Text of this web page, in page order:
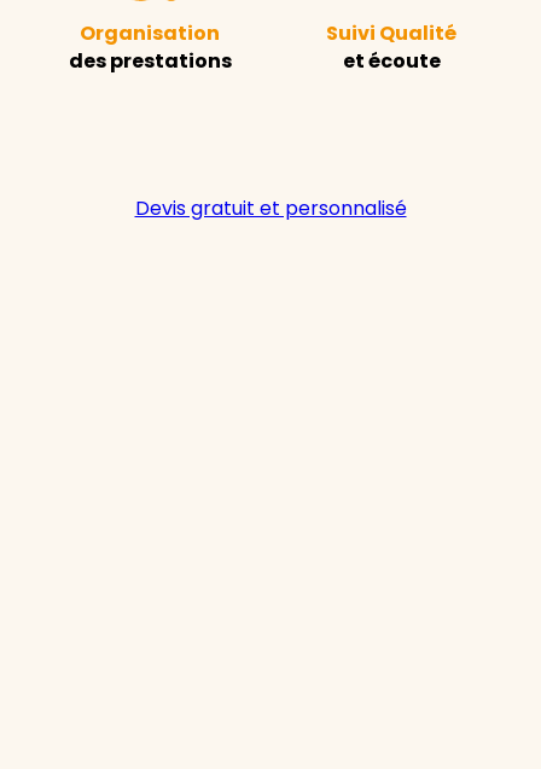
Organisation
des prestations
Suivi Qualité
et écoute
Devis gratuit et personnalisé